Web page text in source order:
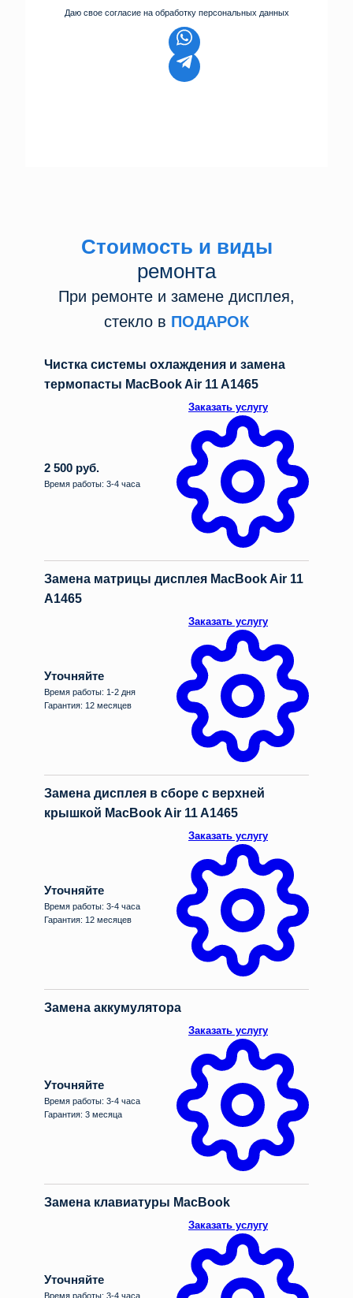
Даю свое согласие на обработку персональных данных
Стоимость и виды
ремонта
При ремонте и замене дисплея,
стекло в ПОДАРОК
Чистка системы охлаждения и замена
термопасты MacBook Air 11 A1465
2 500 руб.
Время работы: 3-4 часа
Заказать услугу
Замена матрицы дисплея MacBook Air 11
A1465
Уточняйте
Время работы: 1-2 дня
Гарантия: 12 месяцев
Заказать услугу
Замена дисплея в сборе с верхней
крышкой MacBook Air 11 A1465
Уточняйте
Время работы: 3-4 часа
Гарантия: 12 месяцев
Заказать услугу
Замена аккумулятора
Уточняйте
Время работы: 3-4 часа
Гарантия: 3 месяца
Заказать услугу
Замена клавиатуры MacBook
Уточняйте
Время работы: 3-4 часа
Заказать услугу